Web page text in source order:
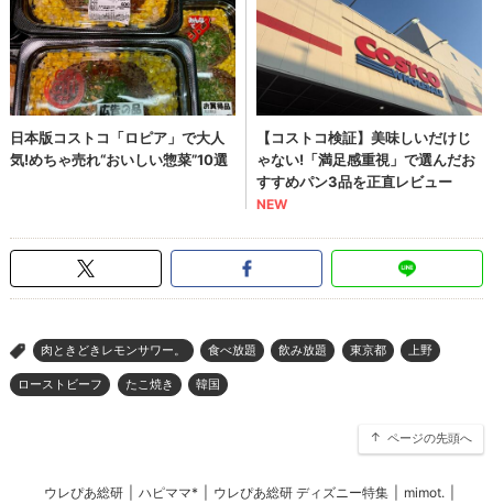
> 肉ときどきレモンサワー。 食べ放題 飲み放題 東京都 上野
ローストビーフ たこ焼き 韓国
ページの先頭へ
ウレぴあ総研 ハピママ* ウレぴあ総研 ディズニー特集 mimot.